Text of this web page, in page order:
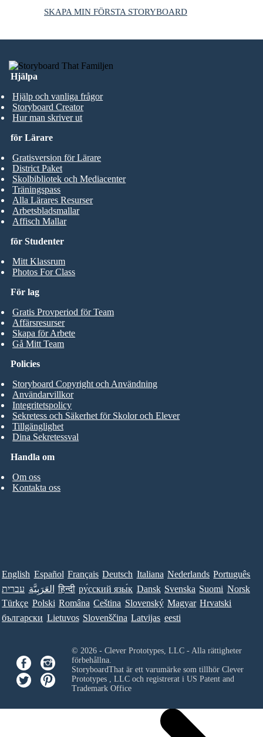
SKAPA MIN FÖRSTA STORYBOARD
Hjälpa
Hjälp och vanliga frågor
Storyboard Creator
Hur man skriver ut
för Studenter
Mitt Klassrum
Photos For Class
för Lärare
Gratisversion för Lärare
District Paket
Skolbibliotek och Mediacenter
Träningspass
Alla Lärares Resurser
Arbetsbladsmallar
Affisch Mallar
För lag
Gratis Provperiod för Team
Affärsresurser
Skapa för Arbete
Gå Mitt Team
Handla om
Om oss
Kontakta oss
Policies
Storyboard Copyright och Användning
Användarvillkor
Integritetspolicy
Sekretess och Säkerhet för Skolor och Elever
Tillgänglighet
Dina Sekretessval
English Español Français Deutsch Italiana Nederlands Português
עברית العَرَبِيَّة हिन्दी ру́сский язы́к Dansk Svenska Suomi Norsk
Türkçe Polski Româna Ceština Slovenský Magyar Hrvatski
български Lietuvos Slovenščina Latvijas eesti
© 2026 - Clever Prototypes, LLC - Alla rättigheter
förbehållna.
StoryboardThat är ett varumärke som tillhör Clever
Prototypes , LLCoch registrerat i US Patent and
Trademark Office